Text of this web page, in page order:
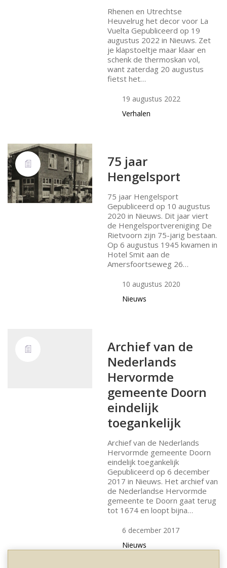
Rhenen en Utrechtse
Heuvelrug het decor voor La
Vuelta Gepubliceerd op 19
augustus 2022 in Nieuws. Zet
je klapstoeltje maar klaar en
schenk de thermoskan vol,
want zaterdag 20 augustus
fietst het…
19 augustus 2022
Verhalen
75 jaar
Hengelsport
75 jaar Hengelsport
Gepubliceerd op 10 augustus
2020 in Nieuws. Dit jaar viert
de Hengelsportvereniging De
Rietvoorn zijn 75-jarig bestaan.
Op 6 augustus 1945 kwamen in
Hotel Smit aan de
Amersfoortseweg 26…
10 augustus 2020
Nieuws
Archief van de
Nederlands
Hervormde
gemeente Doorn
eindelijk
toegankelijk
Archief van de Nederlands
Hervormde gemeente Doorn
eindelijk toegankelijk
Gepubliceerd op 6 december
2017 in Nieuws. Het archief van
de Nederlandse Hervormde
gemeente te Doorn gaat terug
tot 1674 en loopt bijna…
6 december 2017
Nieuws